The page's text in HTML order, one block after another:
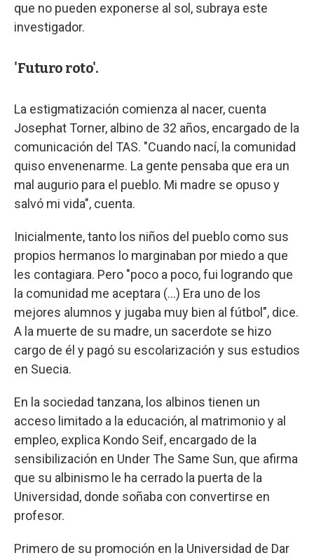
que no pueden exponerse al sol, subraya este
investigador.
'Futuro roto'.
La estigmatización comienza al nacer, cuenta
Josephat Torner, albino de 32 años, encargado de la
comunicación del TAS. "Cuando nací, la comunidad
quiso envenenarme. La gente pensaba que era un
mal augurio para el pueblo. Mi madre se opuso y
salvó mi vida", cuenta.
Inicialmente, tanto los niños del pueblo como sus
propios hermanos lo marginaban por miedo a que
les contagiara. Pero "poco a poco, fui logrando que
la comunidad me aceptara (...) Era uno de los
mejores alumnos y jugaba muy bien al fútbol", dice.
A la muerte de su madre, un sacerdote se hizo
cargo de él y pagó su escolarización y sus estudios
en Suecia.
En la sociedad tanzana, los albinos tienen un
acceso limitado a la educación, al matrimonio y al
empleo, explica Kondo Seif, encargado de la
sensibilización en Under The Same Sun, que afirma
que su albinismo le ha cerrado la puerta de la
Universidad, donde soñaba con convertirse en
profesor.
Primero de su promoción en la Universidad de Dar